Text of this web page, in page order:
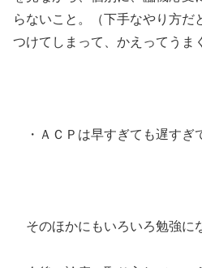
らないこと。（下手なやり方だ
つけてしまって、かえってうま
・ＡＣＰは早すぎても遅すぎ
そのほかにもいろいろ勉強に